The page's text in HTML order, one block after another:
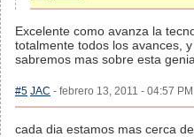
Excelente como avanza la
totalmente todos los avances,
sabremos mas sobre esta
#5 JAC - febrero 13, 2011 - 04:57
cada dia estamos mas cerca